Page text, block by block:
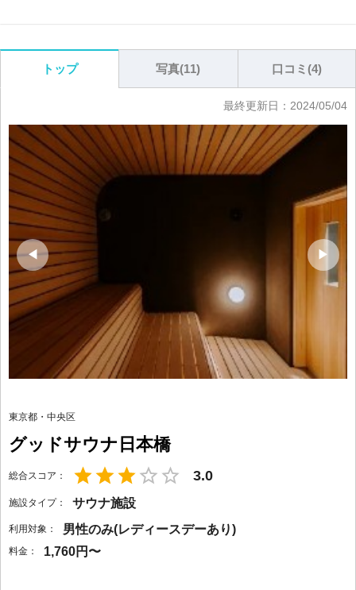
トップ 写真(11) 口コミ(4)
最終更新日： 2024/05/04
東京都 ・ 中央区
グッドサウナ日本橋
総合スコア： 3.0
施設タイプ： サウナ施設
利用対象： 男性のみ(レディースデーあり)
料金： 1,760円〜
◀ ▶